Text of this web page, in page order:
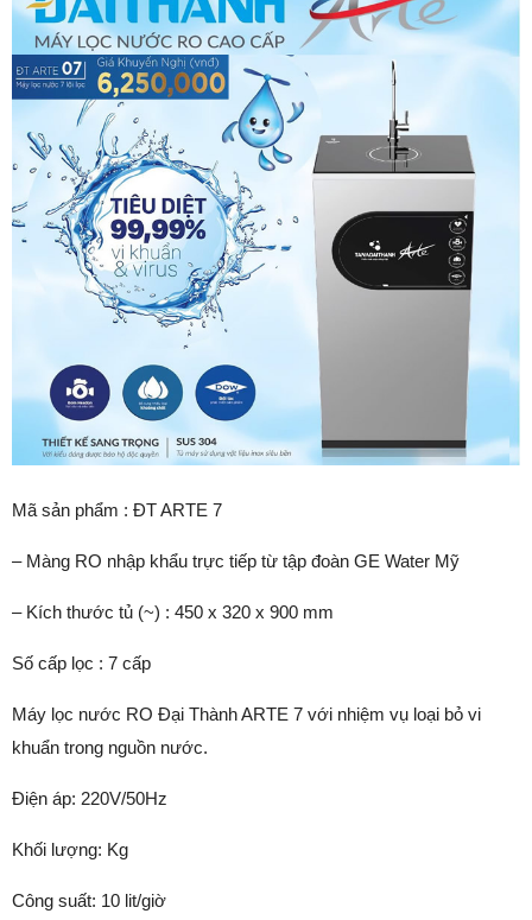
Mã sản phẩm : ĐT ARTE 7
– Màng RO nhập khẩu trực tiếp từ tập đoàn GE Water Mỹ
– Kích thước tủ (~) : 450 x 320 x 900 mm
Số cấp lọc : 7 cấp
Máy lọc nước RO Đại Thành ARTE 7 với nhiệm vụ loại bỏ vi
khuẩn trong nguồn nước.
Điện áp: 220V/50Hz
Khối lượng: Kg
Công suất: 10 lit/giờ